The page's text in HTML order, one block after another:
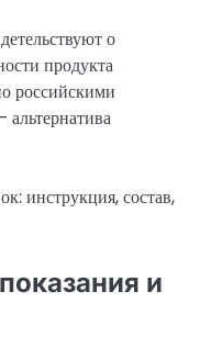
о
продукта
российскими
альтернатива
и